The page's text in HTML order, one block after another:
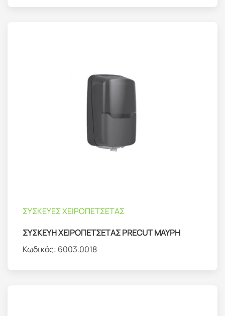
ΣΥΣΚΕΥΕΣ ΧΕΙΡΟΠΕΤΣΕΤΑΣ
ΣΥΣΚΕΥΗ ΧΕΙΡΟΠΕΤΣΕΤΑΣ PRECUT ΜΑΥΡΗ
Κωδικός: 6003.0018